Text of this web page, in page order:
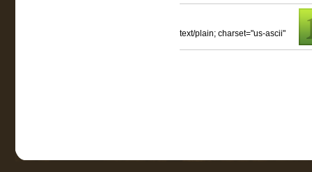
text/plain; charset="us-ascii"